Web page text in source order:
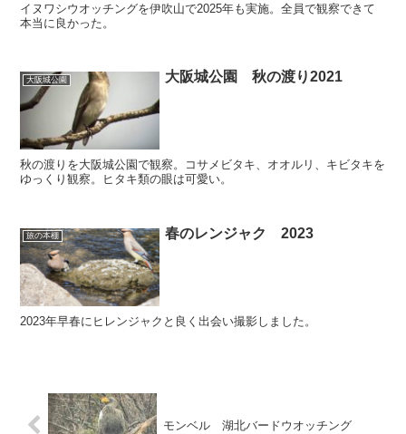
イヌワシウオッチングを伊吹山で2025年も実施。全員で観察できて
本当に良かった。
大阪城公園 大阪城公園 秋の渡り2021
秋の渡りを大阪城公園で観察。コサメビタキ、オオルリ、キビタキを
ゆっくり観察。ヒタキ類の眼は可愛い。
旅の本棚 春のレンジャク 2023
2023年早春にヒレンジャクと良く出会い撮影しました。
モンベル 湖北バードウオッチング